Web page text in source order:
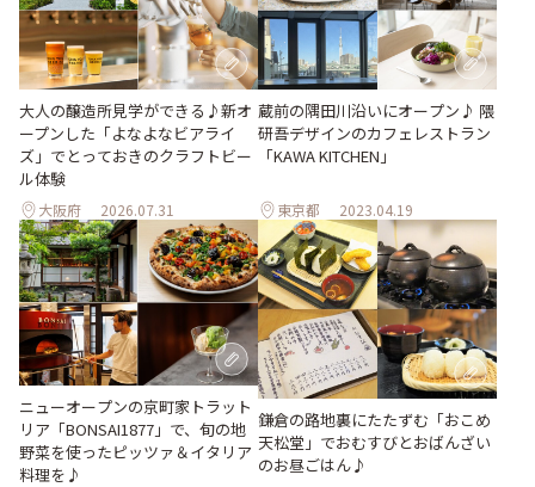
大人の醸造所見学ができる♪新オ
ープンした「よなよなビアライ
ズ」でとっておきのクラフトビー
ル体験
大阪府 2026.07.31
蔵前の隅田川沿いにオープン♪ 隈
研吾デザインのカフェレストラン
「KAWA KITCHEN」
東京都 2023.04.19
ニューオープンの京町家トラット
リア「BONSAI1877」で、旬の地
野菜を使ったピッツァ＆イタリア
料理を♪
鎌倉の路地裏にたたずむ「おこめ
天松堂」でおむすびとおばんざい
のお昼ごはん♪